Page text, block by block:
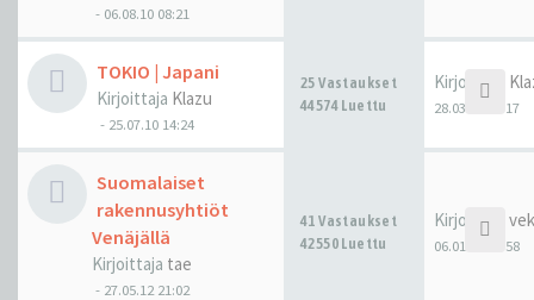
- 06.08.10 08:21
TOKIO | Japani
Kirjoittaja Klazu
- 25.07.10 14:24
25 Vastaukset
44574 Luettu
Kirjoittaja
28.03.21 02:17
Suomalaiset
rakennusyhtiöt
Venäjällä
Kirjoittaja tae
- 27.05.12 21:02
41 Vastaukset
42550 Luettu
Kirjoittaja
06.01.21 21:58